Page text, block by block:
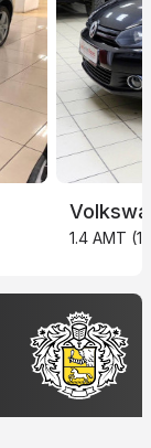
1.4 AMT